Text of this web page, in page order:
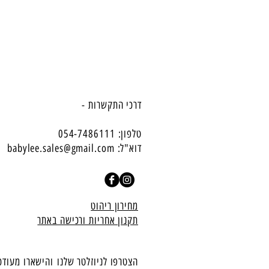
דרכי התקשרות -
טלפון: 054-7486111
דוא"ל: babylee.sales@gmail.com
מחירון ריהוט
תקנון אחריות ורכישה באתר
הצטרפו לניוזלטר שלנו ​והישארו